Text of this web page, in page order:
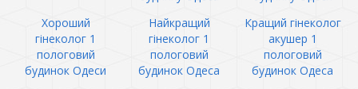
Хороший
гінеколог 1
пологовий
будинок Одеси
Найкращий
гінеколог 1
пологовий
будинок Одеса
Кращий гінеколог
акушер 1
пологовий
будинок Одеса